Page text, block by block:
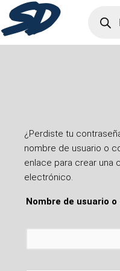
SD
¿Perdiste tu
nombre de usuario o
enlace para crear una
electrónico.
Nombre de usuario